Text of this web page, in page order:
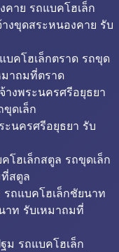
คาย รถแบคโฮเล็ก
งขุดสระหนองคาย รับ
บคโฮเล็กตราด รถขุด
มาถมที่ตราด
างพระนครศรีอยุธยา
ดเล็ก
ะนครศรีอยุธยา รับ
โฮเล็กสตูล รถขุดเล็ก
สตูล
ถแบคโฮเล็กชัยนาท
าท รับเหมาถมที่
ม รถแบคโฮเล็ก